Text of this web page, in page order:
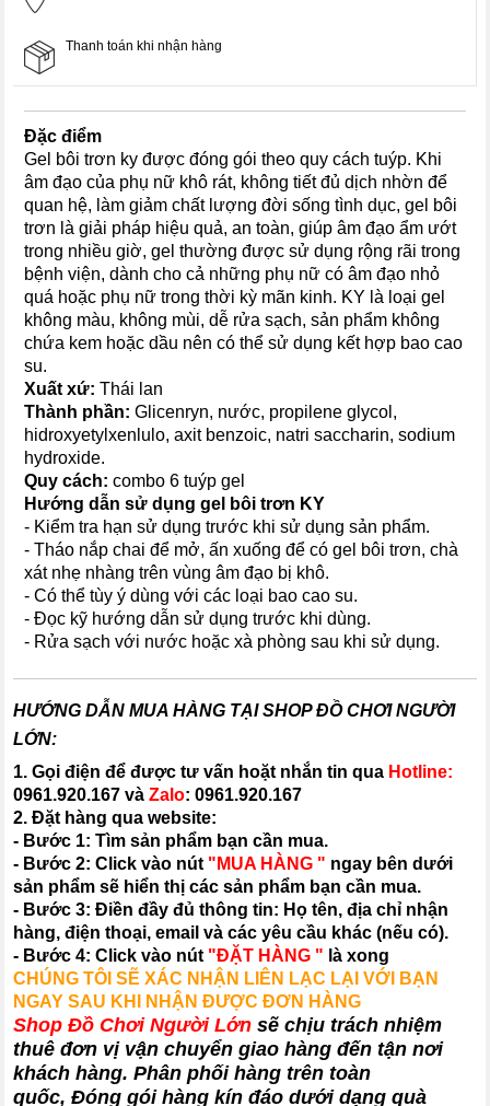
Thanh toán khi nhận hàng
Đặc điểm
Gel bôi trơn ky được đóng gói theo quy cách tuýp. Khi
âm đạo của phụ nữ khô rát, không tiết đủ dịch nhờn để
quan hệ, làm giảm chất lượng đời sống tình dục, gel bôi
trơn là giải pháp hiệu quả, an toàn, giúp âm đạo ẩm ướt
trong nhiều giờ, gel thường được sử dụng rộng rãi trong
bệnh viện, dành cho cả những phụ nữ có âm đạo nhỏ
quá hoặc phụ nữ trong thời kỳ mãn kinh. KY là loại gel
không màu, không mùi, dễ rửa sạch, sản phẩm không
chứa kem hoặc dầu nên có thể sử dụng kết hợp bao cao
su.
Xuất xứ: Thái lan
Thành phần: Glicenryn, nước, propilene glycol,
hidroxyetylxenlulo, axit benzoic, natri saccharin, sodium
hydroxide.
Quy cách: combo 6 tuýp gel
Hướng dẫn sử dụng gel bôi trơn KY
- Kiểm tra hạn sử dụng trước khi sử dụng sản phẩm.
- Tháo nắp chai để mở, ấn xuống để có gel bôi trơn, chà
xát nhẹ nhàng trên vùng âm đạo bị khô.
- Có thể tùy ý dùng với các loại bao cao su.
- Đọc kỹ hướng dẫn sử dụng trước khi dùng.
- Rửa sạch với nước hoặc xà phòng sau khi sử dụng.
HƯỚNG DẪN MUA HÀNG TẠI SHOP ĐỒ CHƠI NGƯỜI
LỚN:
1. Gọi điện để được tư vấn hoặt nhắn tin qua Hotline:
0961.920.167 vàZalo:0961.920.167
2. Đặt hàng qua website:
- Bước 1: Tìm sản phẩm bạn cần mua.
- Bước 2: Click vào nút "MUA HÀNG " ngay bên dưới
sản phẩm sẽ hiển thị các sản phẩm bạn cần mua.
- Bước 3: Điền đầy đủ thông tin: Họ tên, địa chỉ nhận
hàng, điện thoại, email và các yêu cầu khác (nếu có).
- Bước 4: Click vào nút "ĐẶT HÀNG " là xong
CHÚNG TÔI SẼ XÁC NHẬN LIÊN LẠC LẠI VỚI BẠN
NGAY SAU KHI NHẬN ĐƯỢC ĐƠN HÀNG
Shop Đồ Chơi Người Lớn sẽ chịu trách nhiệm
thuê đơn vị vận chuyển giao hàng đến tận nơi
khách hàng. Phân phối hàng trên toàn
quốc, Đóng gói hàng kín đáo dưới dạng quà